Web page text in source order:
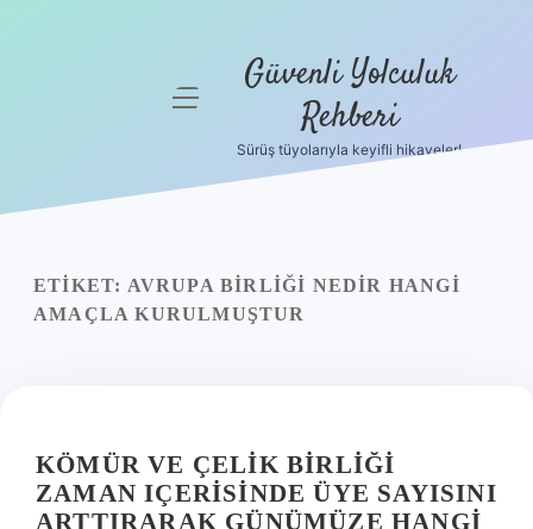
Yasal Uyarı
menüyü Güvenli Yolculuk
Rehberi
Sürüş tüyolarıyla keyifli hikayeler!
ETIKET: AVRUPA BIRLIĞI NEDIR HANGI
AMAÇLA KURULMUŞTUR
KÖMÜR VE ÇELIK BIRLIĞI
ZAMAN IÇERISINDE ÜYE SAYISINI
ARTTIRARAK GÜNÜMÜZE HANGI